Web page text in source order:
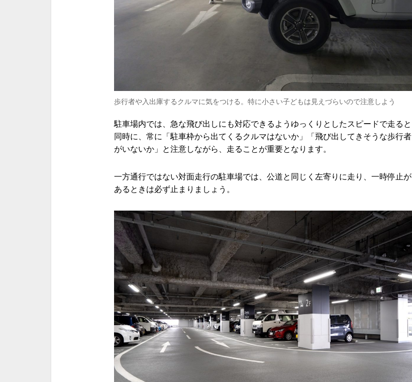
歩行者や入出庫するクルマに気をつける。特に小さい子どもは見えづらいので注意しよう
駐車場内では、急な飛び出しにも対応できるようゆっくりとしたスピードで走ると
同時に、常に「駐車枠から出てくるクルマはないか」「飛び出してきそうな歩行者
がいないか」と注意しながら、走ることが重要となります。
一方通行ではない対面走行の駐車場では、公道と同じく左寄りに走り、一時停止が
あるときは必ず止まりましょう。